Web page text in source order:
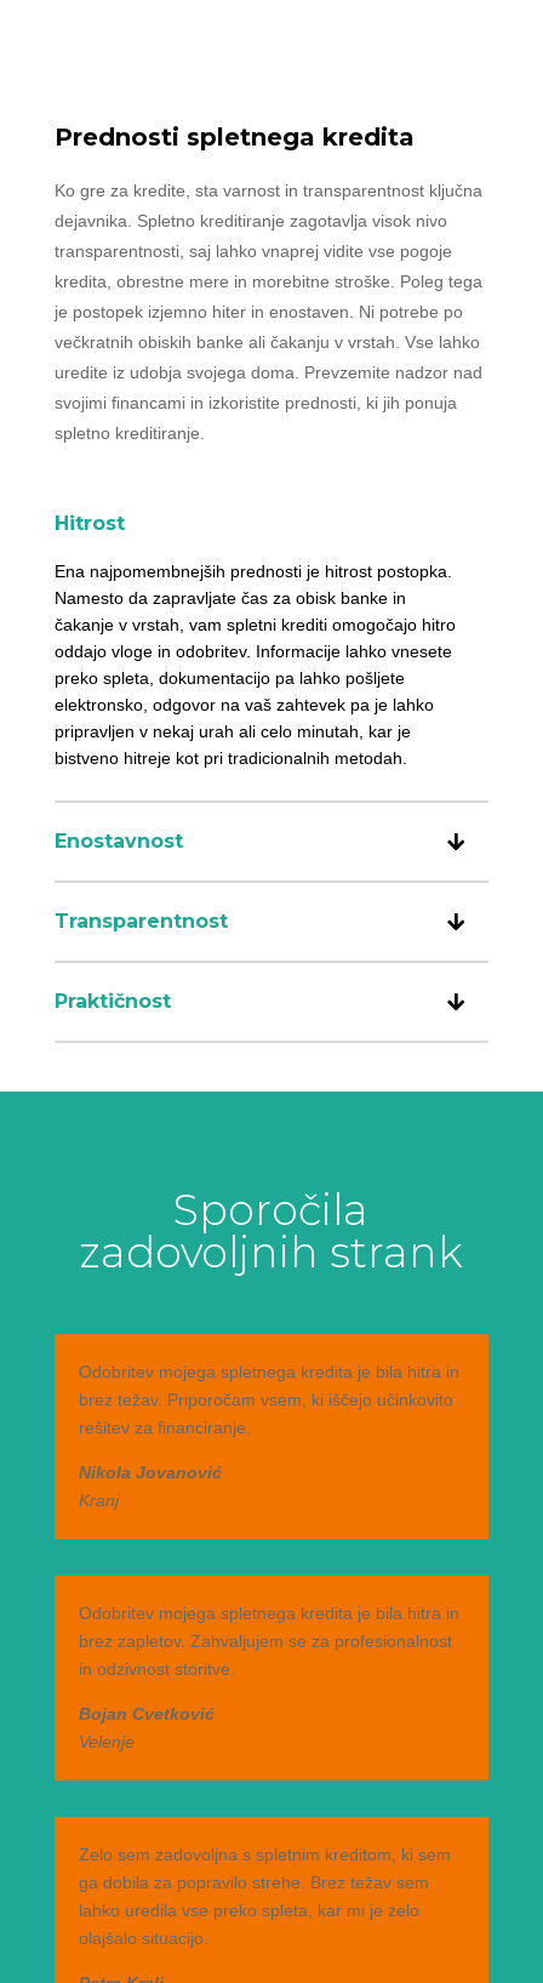
Prednosti spletnega kredita
Ko gre za kredite, sta varnost in transparentnost ključna
dejavnika. Spletno kreditiranje zagotavlja visok nivo
transparentnosti, saj lahko vnaprej vidite vse pogoje
kredita, obrestne mere in morebitne stroške. Poleg tega
je postopek izjemno hiter in enostaven. Ni potrebe po
večkratnih obiskih banke ali čakanju v vrstah. Vse lahko
uredite iz udobja svojega doma. Prevzemite nadzor nad
svojimi financami in izkoristite prednosti, ki jih ponuja
spletno kreditiranje.
Hitrost
Ena najpomembnejših prednosti je hitrost postopka.
Namesto da zapravljate čas za obisk banke in
čakanje v vrstah, vam spletni krediti omogočajo hitro
oddajo vloge in odobritev. Informacije lahko vnesete
preko spleta, dokumentacijo pa lahko pošljete
elektronsko, odgovor na vaš zahtevek pa je lahko
pripravljen v nekaj urah ali celo minutah, kar je
bistveno hitreje kot pri tradicionalnih metodah.
Enostavnost
Transparentnost
Praktičnost
Sporočila
zadovoljnih strank
Odobritev mojega spletnega kredita je bila hitra in
brez težav. Priporočam vsem, ki iščejo učinkovito
rešitev za financiranje.
Nikola Jovanović
Kranj
Odobritev mojega spletnega kredita je bila hitra in
brez zapletov. Zahvaljujem se za profesionalnost
in odzivnost storitve.
Bojan Cvetković
Velenje
Zelo sem zadovoljna s spletnim kreditom, ki sem
ga dobila za popravilo strehe. Brez težav sem
lahko uredila vse preko spleta, kar mi je zelo
olajšalo situacijo.